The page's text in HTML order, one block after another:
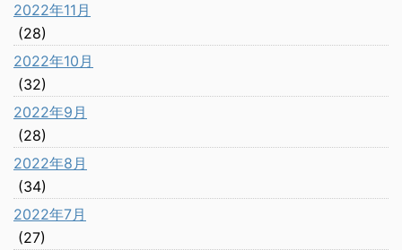
2022年11月
(28)
2022年10月
(32)
2022年9月
(28)
2022年8月
(34)
2022年7月
(27)